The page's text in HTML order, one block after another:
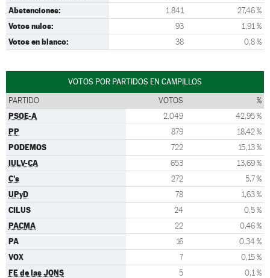
Abstenciones: 1.841 27,46 %
Votos nulos: 93 1,91 %
Votos en blanco: 38 0,8 %
VOTOS POR PARTIDOS EN CAMPILLOS
PARTIDO VOTOS %
PSOE-A 2.049 42,95 %
PP 879 18,42 %
PODEMOS 722 15,13 %
IULV-CA 653 13,69 %
C's 272 5,7 %
UPyD 78 1,63 %
CILUS 24 0,5 %
PACMA 22 0,46 %
PA 16 0,34 %
VOX 7 0,15 %
FE de las JONS 5 0,1 %